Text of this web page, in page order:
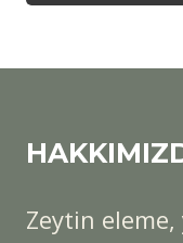
Zeytin